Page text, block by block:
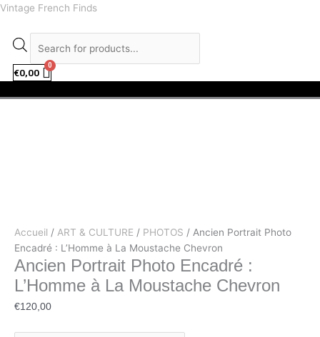
Aller
contenu
Vintage French Finds
Recherche
€0,00
Accueil / ART & CULTURE / PHOTOS / Ancien Portrait Photo
Encadré : L’Homme à La Moustache Chevron
Ancien Portrait Photo Encadré :
L’Homme à La Moustache Chevron
€120,00
quantité
Ancien
Portrait
Photo
:
facebook
instagram